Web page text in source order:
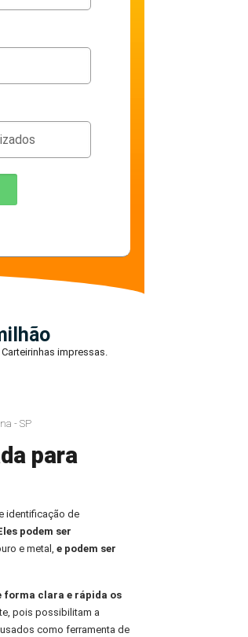
Carteirinhas impressas.
- SP
para
identificação de
podem ser
e metal, e podem ser
clara e rápida os
pois possibilitam a
como ferramenta de